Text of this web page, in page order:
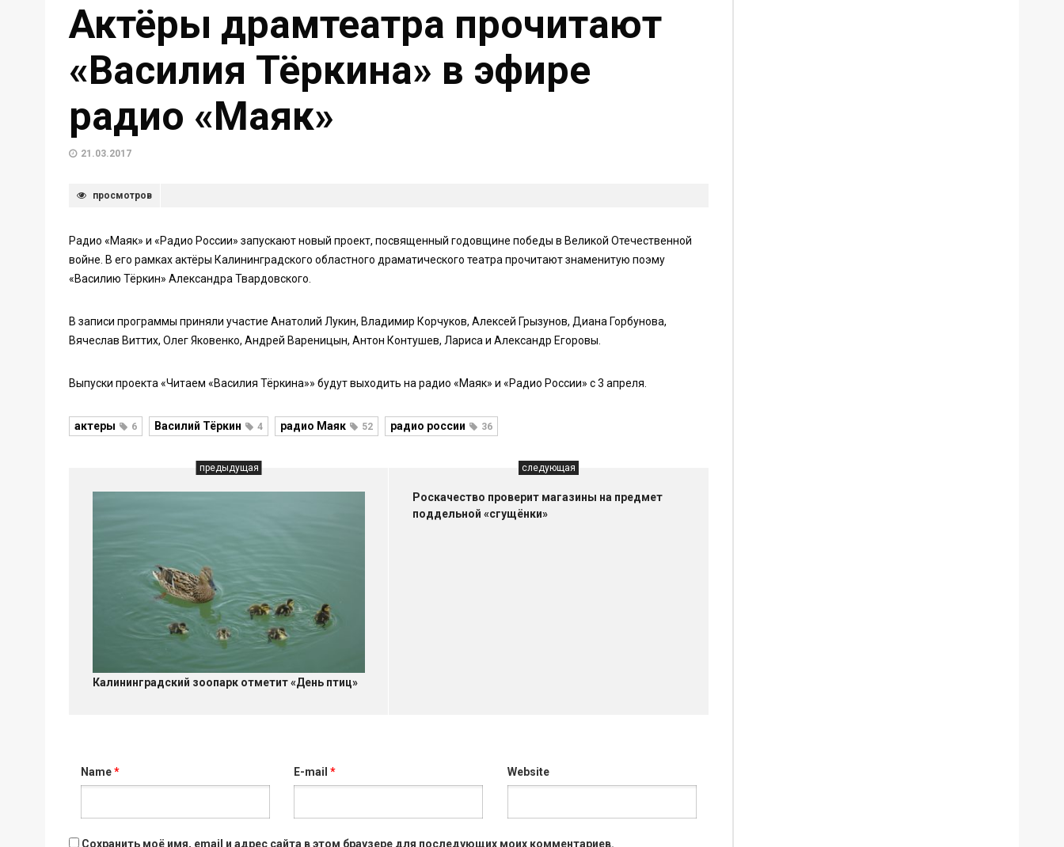
Актёры драмтеатра прочитают
«Василия Тёркина» в эфире
радио «Маяк»
21.03.2017
просмотров
Радио «Маяк» и «Радио России» запускают новый проект, посвященный годовщине победы в Великой Отечественной
войне. В его рамках актёры Калининградского областного драматического театра прочитают знаменитую поэму
«Василию Тёркин» Александра Твардовского.
В записи программы приняли участие Анатолий Лукин, Владимир Корчуков, Алексей Грызунов, Диана Горбунова,
Вячеслав Виттих, Олег Яковенко, Андрей Вареницын, Антон Контушев, Лариса и Александр Егоровы.
Выпуски проекта «Читаем «Василия Тёркина»» будут выходить на радио «Маяк» и «Радио России» с 3 апреля.
актеры 6 Василий Тёркин 4 радио Маяк 52 радио россии 36
предыдущая
Калининградский зоопарк отметит «День птиц»
следующая
Роскачество проверит магазины на предмет
поддельной «сгущёнки»
Name* E-mail* Website
Сохранить моё имя, email и адрес сайта в этом браузере для последующих моих комментариев.